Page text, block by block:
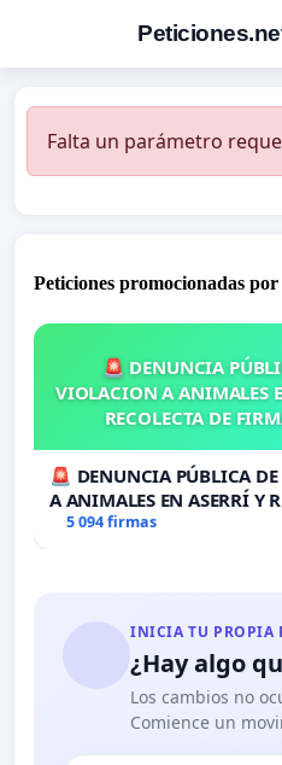
Falta un parámetro
Peticiones promocionadas
🚨 DENUNCIA
VIOLACION A ANIMALES
RECOLECTA DE
🚨 DENUNCIA PÚBLICA
A ANIMALES EN ASERRÍ Y
DE FIRMAS 🚨
5 094 firmas
INICIA TU PROPIA
¿Hay algo
Los cambios no
Comience un